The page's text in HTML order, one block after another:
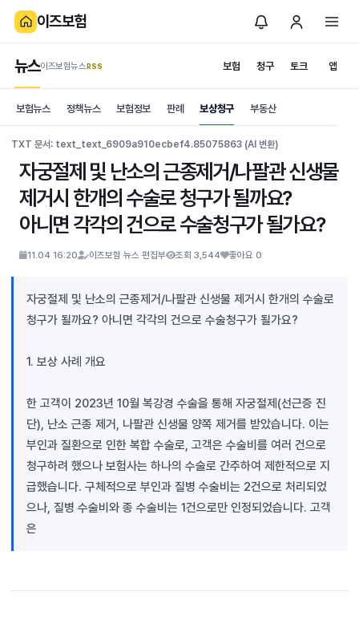
이즈보험
보험 청구
뉴스이즈보험뉴스.RSS 토크 앱
is보험
News
보험뉴스 정책뉴스 보험정보 판례 보상청구 부동산
TXT 문서: text_text_6909a910ecbef4.85075863 (AI 변환)
자궁절제 및 난소의 근종제거/나팔관 신생물
제거시 한개의 수술로 청구가 될까요?
아니면 각각의 건으로 수술청구가 될가요?
11.04 16:20 이즈보험 뉴스 편집부 조회 3,544 좋아요 0
자궁절제 및 난소의 근종제거/나팔관 신생물 제거시 한개의 수술로
청구가 될까요? 아니면 각각의 건으로 수술청구가 될가요?
1. 보상 사례 개요
한 고객이 2023년 10월 복강경 수술을 통해 자궁절제(선근증 진
단), 난소 근종 제거, 나팔관 신생물 양쪽 제거를 받았습니다. 이는
부인과 질환으로 인한 복합 수술로, 고객은 수술비를 여러 건으로
청구하려 했으나 보험사는 하나의 수술로 간주하여 제한적으로 지
급했습니다. 구체적으로 부인과 질병 수술비는 2건으로 처리되었
으나, 질병 수술비와 종 수술비는 1건으로만 인정되었습니다. 고객
은